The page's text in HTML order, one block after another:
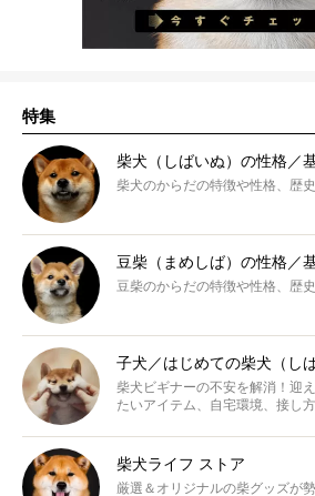
特集
柴犬（しばいぬ）の性格／
柴犬のからだの特徴や性格、歴
豆柴（まめしば）の性格／
豆柴のからだの特徴や性格、歴
子犬／はじめての柴犬（しば
柴犬ビギナーの不安を解消！迎
たいアイテム、自宅環境、接し
柴犬ライフ ストア
厳選＆オリジナルの柴グッズが